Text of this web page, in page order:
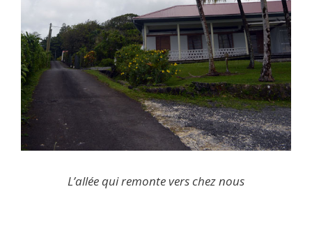
L’allée qui remonte vers chez nous